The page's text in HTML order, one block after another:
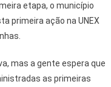
etapa, o município
primeira ação na UNEX
mas a gente espera que
as primeiras